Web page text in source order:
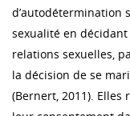
d’autodétermination
sexualité en
relations sexuelles,
la décision de se
(Bernert, 2011).